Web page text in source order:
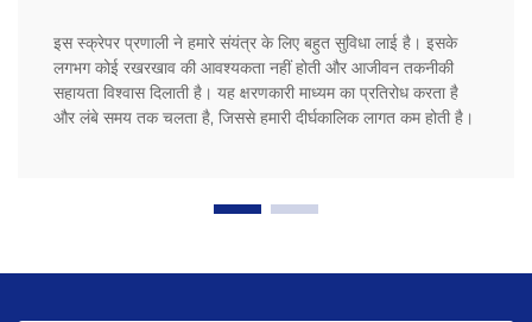
इस स्क्रेपर प्रणाली ने हमारे संयंत्र के लिए बहुत सुविधा लाई है। इसके
लगभग कोई रखरखाव की आवश्यकता नहीं होती और आजीवन तकनीकी
सहायता विश्वास दिलाती है। यह क्षरणकारी माध्यम का प्रतिरोध करता है
और लंबे समय तक चलता है, जिससे हमारी दीर्घकालिक लागत कम होती है।